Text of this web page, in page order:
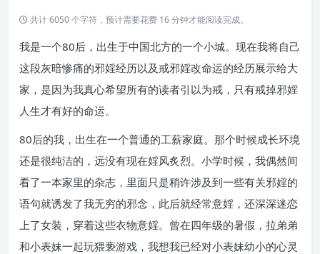
共计 6050 个字符，预计需要花费 16 分钟才能阅读完成。
我是一个80后，出生于中国北方的一个小城。现在我将自己
这段灰暗惨痛的邪婬经历以及戒邪婬改命运的经历展示给大
家，是因为我真心希望所有的读者引以为戒，只有戒掉邪婬
人生才有好的命运。
80后的我，出生在一个普通的工薪家庭。那个时候成长环境
还是很纯洁的，远没有现在婬风炙烈。小学时候，我偶然间
看了一本家里的杂志，里面只是稍许涉及到一些有关邪婬的
语句就诱发了我无穷的邪念，此后就经常意婬，还深深迷恋
上了女装，穿着这些衣物意婬。曾在四年级的暑假，拉弟弟
和小表妹一起玩猥亵游戏，我想我已经对小表妹幼小的心灵